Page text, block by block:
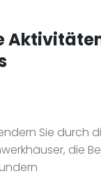
Sie durch
die